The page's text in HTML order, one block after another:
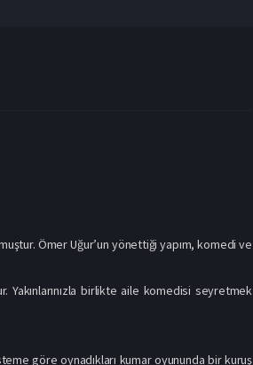
Ömer Uğur’un yönettiği yapım, komedi ve
birlikte aile komedisi seyretmek
göre oynadıkları kumar oyununda bir kuruş